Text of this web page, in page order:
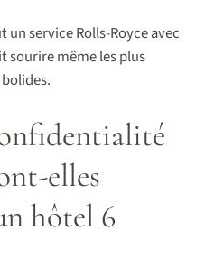
service Rolls-Royce avec
sourire même les plus
elles
hôtel 6